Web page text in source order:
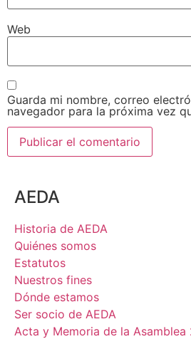
Web
Guarda mi nombre, correo
navegador para la próxima vez
AEDA
Historia de AEDA
Quiénes somos
Estatutos
Nuestros fines
Dónde estamos
Ser socio de AEDA
Acta y Memoria de la Asamblea